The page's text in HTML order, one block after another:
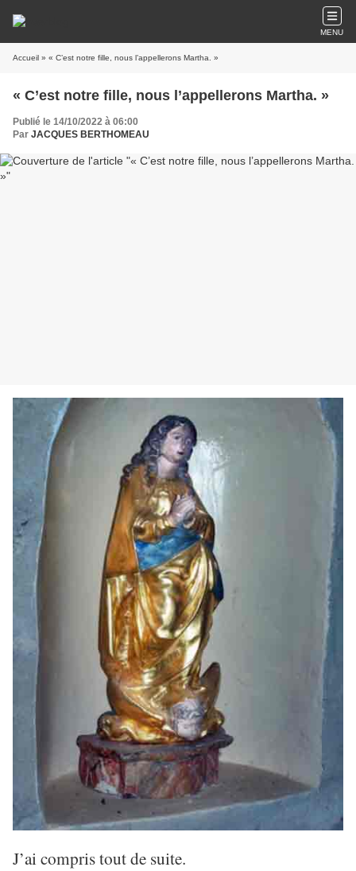
MENU
Accueil » « C’est notre fille, nous l’appellerons Martha. »
« C’est notre fille, nous l’appellerons Martha. »
Publié le 14/10/2022 à 06:00
Par JACQUES BERTHOMEAU
J’ai compris tout de suite.